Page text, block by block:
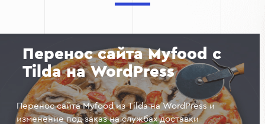
Перенос сайта Myfood с
Tilda на WordPress
Перенос сайта Myfood из Tilda на WordPress и
изменение под заказ на службах доставки